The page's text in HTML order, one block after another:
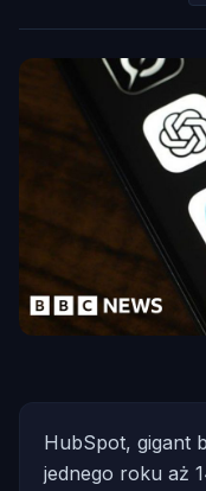
HubSpot, gigant
jednego roku aż